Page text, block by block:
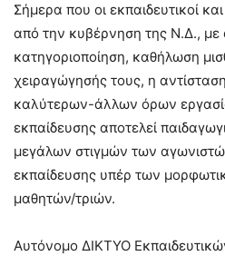
Σήμερα που οι εκπαιδευτικοί
από την κυβέρνηση της Ν.Δ., με
κατηγοριοποίηση, καθήλωση
χειραγώγησής τους, η
καλύτερων-άλλων όρων
εκπαίδευσης αποτελεί
μεγάλων στιγμών των
εκπαίδευσης υπέρ των
μαθητών/τριών.
Αυτόνομο ΔΙΚΤΥΟ